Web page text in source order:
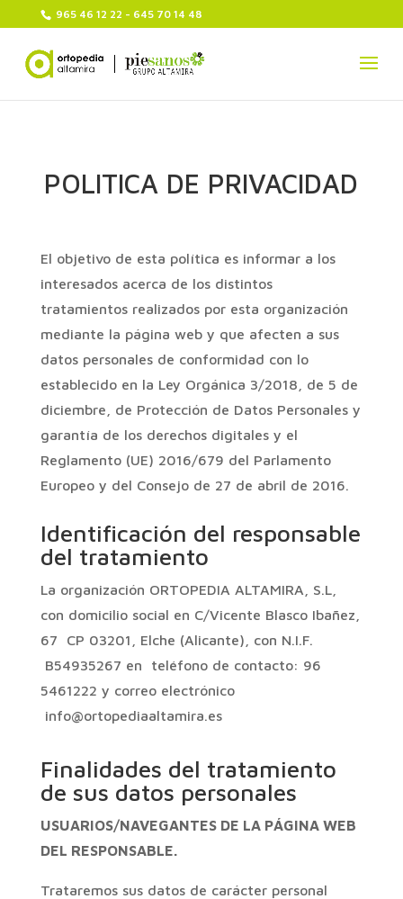
965 46 12 22 - 645 70 14 48
POLITICA DE PRIVACIDAD
El objetivo de esta política es informar a los
interesados acerca de los distintos
tratamientos realizados por esta organización
mediante la página web y que afecten a sus
datos personales de conformidad con lo
establecido en la Ley Orgánica 3/2018, de 5 de
diciembre, de Protección de Datos Personales y
garantía de los derechos digitales y el
Reglamento (UE) 2016/679 del Parlamento
Europeo y del Consejo de 27 de abril de 2016.
Identificación del responsable
del tratamiento
La organización ORTOPEDIA ALTAMIRA, S.L,
con domicilio social en C/Vicente Blasco Ibañez,
67 CP 03201, Elche (Alicante), con N.I.F.
B54935267 en teléfono de contacto: 96
5461222 y correo electrónico
info@ortopediaaltamira.es
Finalidades del tratamiento
de sus datos personales
USUARIOS/NAVEGANTES DE LA PÁGINA WEB
DEL RESPONSABLE.
Trataremos sus datos de carácter personal